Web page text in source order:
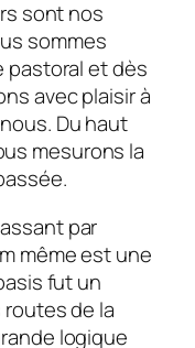
sont nos
sommes
pastoral et dès
avec plaisir à
Du haut
mesurons la
par
même est une
fut un
de la
logique